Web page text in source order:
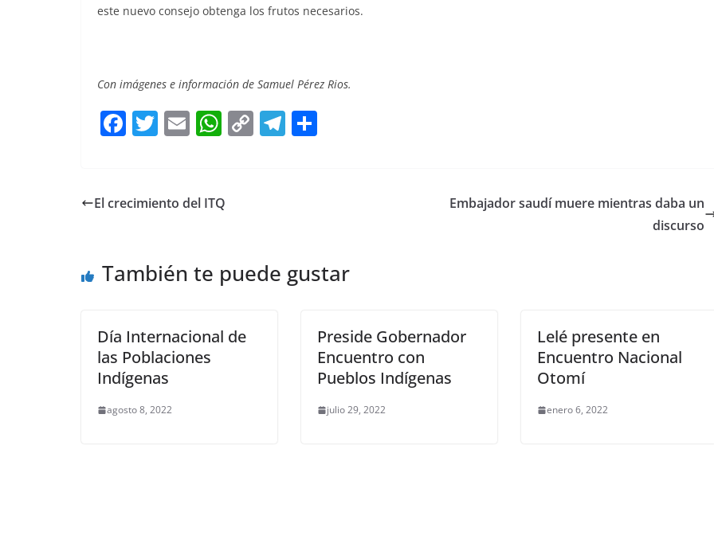
este nuevo consejo obtenga los frutos necesarios.
Con imágenes e información de Samuel Pérez Rios.
F
e
o
T
er
E
l
W
s
p
C
k
T
El crecimiento del ITQ
Embajador saudí muere mientras daba un
discurso
También te puede gustar
Día Internacional de
las Poblaciones
Indígenas
agosto 8, 2022
Preside Gobernador
Encuentro con
Pueblos Indígenas
julio 29, 2022
Lelé presente en
Encuentro Nacional
Otomí
enero 6, 2022